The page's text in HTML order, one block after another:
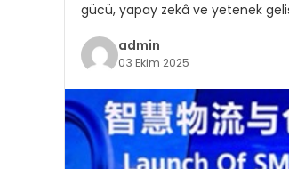
gücü, yapay zekâ ve yetenek
admin
03 Ekim 2025